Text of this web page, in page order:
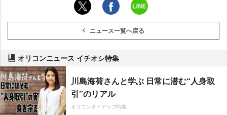
ニュース一覧へ戻る
オリコンニュース イチオシ特集
川島海荷さんと学ぶ 日常に潜む“人身取
引”のリアル
オリコンタイアップ特集